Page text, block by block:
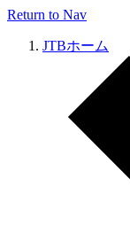
Return to Nav
JTBホーム